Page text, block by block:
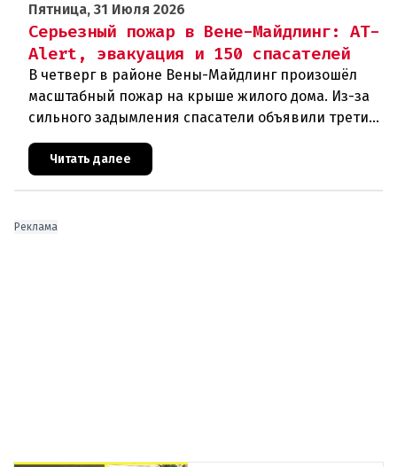
Пятница, 31 Июля 2026
Серьезный пожар в Вене-Майдлинг: AT-
Alert, эвакуация и 150 спасателей
В четверг в районе Вены-Майдлинг произошёл
масштабный пожар на крыше жилого дома. Из-за
сильного задымления спасатели объявили третий
уровень тревоги и задействовали 36 единиц
техники. Огонь удалось п
Читать далее
Реклама